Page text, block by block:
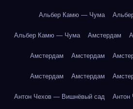
Альбер Камю — Чума
Альбер Камю — Чума Амстердам
Амстердам Амстердам
Амстердам Амстердам
Антон Чехов — Вишнёвый сад Антон